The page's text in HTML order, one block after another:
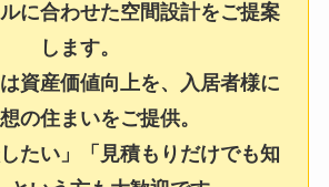
に合わせた空間設計をご提案
します。
資産価値向上を、入居者様に
の住まいをご提供。
したい」「見積もりだけでも知